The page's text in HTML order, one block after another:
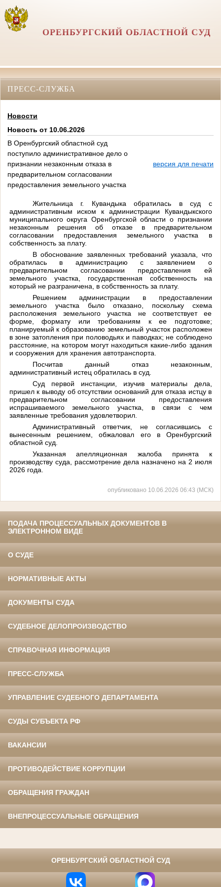
ОРЕНБУРГСКИЙ ОБЛАСТНОЙ СУД
ПРЕСС-СЛУЖБА
Новости
Новость от 10.06.2026
В Оренбургский областной суд
поступило административное дело о
признании незаконным отказа в
предварительном согласовании
предоставления земельного участка
версия для печати
Жительница г. Кувандыка обратилась в суд с
административным иском к администрации Кувандыкского
муниципального округа Оренбургской области о признании
незаконным решения об отказе в предварительном
согласовании предоставления земельного участка в
собственность за плату.
В обоснование заявленных требований указала, что
обратилась в администрацию с заявлением о
предварительном согласовании предоставления ей
земельного участка, государственная собственность на
который не разграничена, в собственность за плату.
Решением администрации в предоставлении
земельного участка было отказано, поскольку схема
расположения земельного участка не соответствует ее
форме, формату или требованиям к ее подготовке;
планируемый к образованию земельный участок расположен
в зоне затопления при половодьях и паводках; не соблюдено
расстояние, на котором могут находиться какие-либо здания
и сооружения для хранения автотранспорта.
Посчитав данный отказ незаконным,
административный истец обратилась в суд.
Суд первой инстанции, изучив материалы дела,
пришел к выводу об отсутствии оснований для отказа истцу в
предварительном согласовании предоставления
испрашиваемого земельного участка, в связи с чем
заявленные требования удовлетворил.
Административный ответчик, не согласившись с
вынесенным решением, обжаловал его в Оренбургский
областной суд.
Указанная апелляционная жалоба принята к
производству суда, рассмотрение дела назначено на 2 июля
2026 года.
опубликовано 10.06.2026 06:43 (МСК)
ПОДАЧА ПРОЦЕССУАЛЬНЫХ ДОКУМЕНТОВ В
ЭЛЕКТРОННОМ ВИДЕ
О СУДЕ
НОРМАТИВНЫЕ АКТЫ
ДОКУМЕНТЫ СУДА
СУДЕБНОЕ ДЕЛОПРОИЗВОДСТВО
СПРАВОЧНАЯ ИНФОРМАЦИЯ
ПРЕСС-СЛУЖБА
УПРАВЛЕНИЕ СУДЕБНОГО ДЕПАРТАМЕНТА
СУДЫ СУБЪЕКТА РФ
ВАКАНСИИ
ПРОТИВОДЕЙСТВИЕ КОРРУПЦИИ
ОБРАЩЕНИЯ ГРАЖДАН
ВНЕПРОЦЕССУАЛЬНЫЕ ОБРАЩЕНИЯ
ОРЕНБУРГСКИЙ ОБЛАСТНОЙ СУД